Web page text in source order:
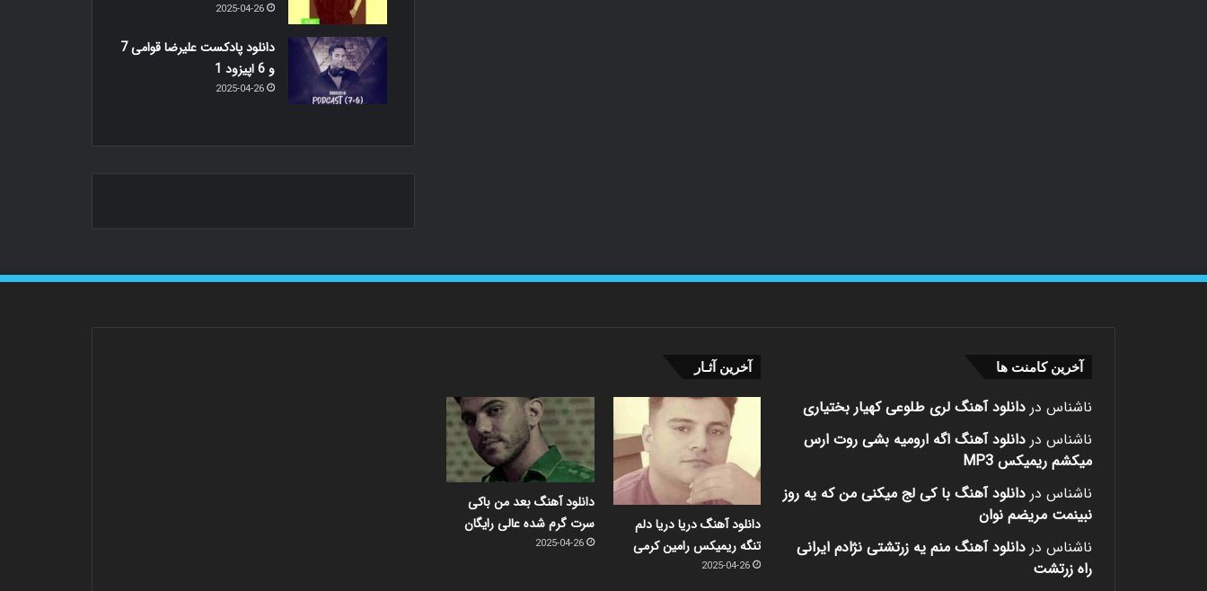
2025-04-26
دانلود پادکست علیرضا قوامی 7
و 6 اپیزود 1
2025-04-26
آخرین کامنت ها
ناشناس در دانلود آهنگ لری طلوعی کهیار بختیاری
ناشناس در دانلود آهنگ اگه ارومیه بشی روت ارس
میکشم ریمیکس MP3
ناشناس در دانلود آهنگ با کی لج میکنی من که یه روز
نبینمت مریضم نوان
ناشناس در دانلود آهنگ منم یه زرتشتی نژادم ایرانی
راه زرتشت
آخرین آثـار
دانلود آهنگ دریا دریا دلم
تنگه ریمیکس رامین کرمی
2025-04-26
دانلود آهنگ بعد من باکی
سرت گرم شده عالی رایگان
2025-04-26